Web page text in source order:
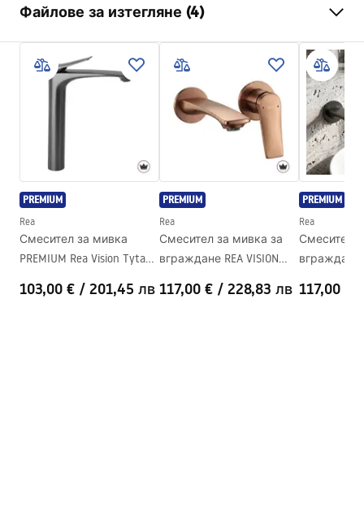
Начин на монтаж
Стояща
Цвят
Титан
Вид на чучура
Фиксирана
Материал
Месинг
150
mm
Технология
Диаметър на връзката
3/8 цола
Гаранция
Файлове за изтегляне (4)
Гаранционни условия
Warranty_Terms_and_Conditions_Faucets_-_5.pdf
Информация за безопасност
Safety_Information_Faucets.pdf
Pielęgnacja
PREMIUM
Rea
Смесител за мивка
PREMIUM Rea Vision Tytan
103,00 € / 201,45 лв
PREMIUM
Rea
Смесител за мивка за
вграждане REA VISION
117,00 € / 228,83 лв
PREMIUM
Rea
Смесител
вграждане
117,00 €